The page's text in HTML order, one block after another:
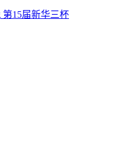
第15届新华三杯